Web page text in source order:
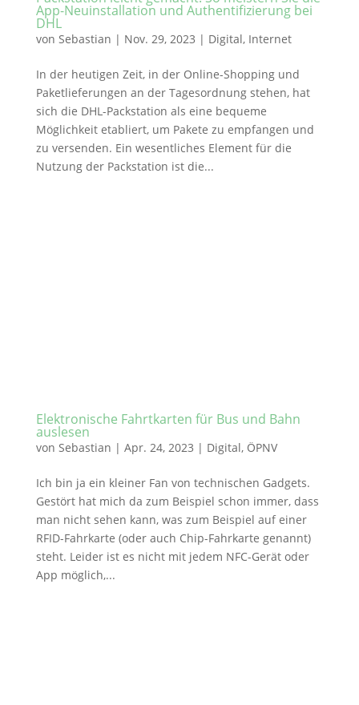
App-Neuinstallation und Authentifizierung bei
DHL
von Sebastian | Nov. 29, 2023 | Digital, Internet
In der heutigen Zeit, in der Online-Shopping und
Paketlieferungen an der Tagesordnung stehen, hat
sich die DHL-Packstation als eine bequeme
Möglichkeit etabliert, um Pakete zu empfangen und
zu versenden. Ein wesentliches Element für die
Nutzung der Packstation ist die...
Elektronische Fahrtkarten für Bus und Bahn
auslesen
von Sebastian | Apr. 24, 2023 | Digital, ÖPNV
Ich bin ja ein kleiner Fan von technischen Gadgets.
Gestört hat mich da zum Beispiel schon immer, dass
man nicht sehen kann, was zum Beispiel auf einer
RFID-Fahrkarte (oder auch Chip-Fahrkarte genannt)
steht. Leider ist es nicht mit jedem NFC-Gerät oder
App möglich,...